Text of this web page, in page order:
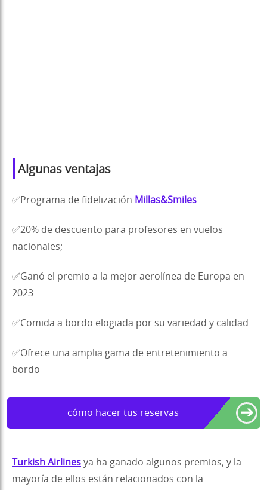
Algunas ventajas
✅Programa de fidelización Millas&Smiles
✅20% de descuento para profesores en vuelos
nacionales;
✅Ganó el premio a la mejor aerolínea de Europa en
2023
✅Comida a bordo elogiada por su variedad y calidad
✅Ofrece una amplia gama de entretenimiento a
bordo
cómo hacer tus reservas ➔
Turkish Airlines ya ha ganado algunos premios, y la
mayoría de ellos están relacionados con la